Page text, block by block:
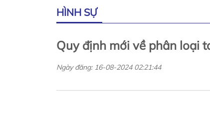
HÌNH SỰ
Quy định mới về phân loại
Ngày đăng: 16-08-2024 02:21:44